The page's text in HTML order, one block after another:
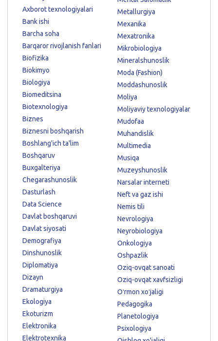
Axborot texnologiyalari
Bank ishi
Barcha soha
Barqaror rivojlanish fanlari
Biofizika
Biokimyo
Biologiya
Biomeditsina
Biotexnologiya
Biznes
Biznesni boshqarish
Boshlang'ich ta'lim
Boshqaruv
Buxgalteriya
Chegarashunoslik
Dasturlash
Data Science
Davlat boshqaruvi
Davlat siyosati
Demografiya
Dinshunoslik
Diplomatiya
Dizayn
Dramaturgiya
Ekologiya
Ekoturizm
Elektronika
Elektrotexnika
Metallurgiya
Mexanika
Mexatronika
Mikrobiologiya
Mineralshunoslik
Moda (Fashion)
Moddashunoslik
Moliya
Moliyaviy texnologiyalar
Mudofaa
Muhandislik
Multimedia
Musiqa
Muzeyshunoslik
Narsalar interneti
Neft va gaz ishi
Nemis tili
Nevrologiya
Neyrobiologiya
Onkologiya
Oshpazlik
Oziq-ovqat sanoati
Oziq-ovqat xavfsizligi
Oʻrmon xoʻjaligi
Pedagogika
Planetologiya
Psixologiya